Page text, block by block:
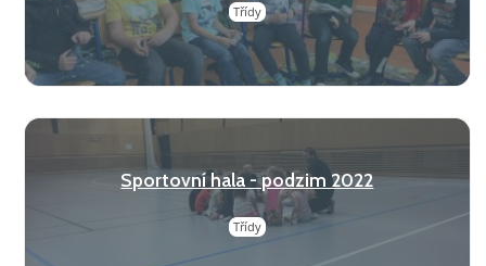
Třídy
Sportovní hala - podzim 2022
Třídy